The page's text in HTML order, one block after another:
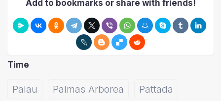
Add to bookmarks or share with friends!
Time
Palau Palmas Arborea
Pattada